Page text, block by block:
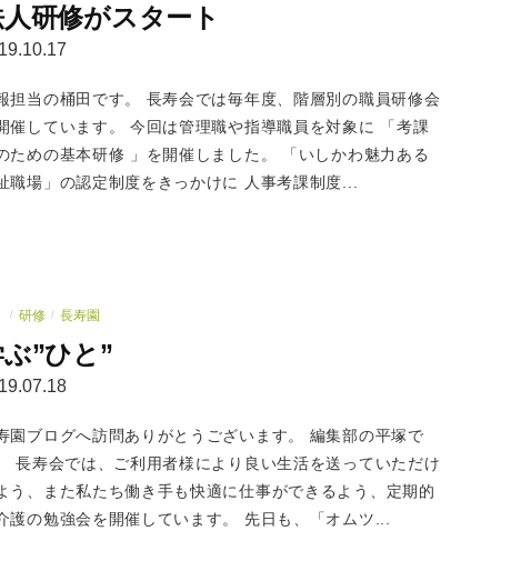
研修がスタート
担当の桶田です。 長寿会では毎年度、階層別の職員研修会
催しています。 今回は管理職や指導職員を対象に 「考課
ための基本研修 」を開催しました。 「いしかわ魅力ある
職場」の認定制度をきっかけに 人事考課制度...
/ 研修 / 長寿園
”ひと”
園ブログへ訪問ありがとうございます。 編集部の平塚で
長寿会では、ご利用者様により良い生活を送っていただけ
う、また私たち働き手も快適に仕事ができるよう、定期的
護の勉強会を開催しています。 先日も、「オムツ...